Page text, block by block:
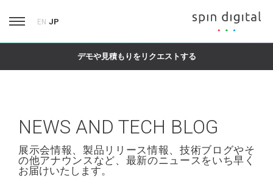
EN JP
デモや見積もりをリクエストする
NEWS AND TECH BLOG
展示会情報、製品リリース情報、技術ブログやそ
の他アナウンスなど、最新のニュースをいち早く
お届けいたします。